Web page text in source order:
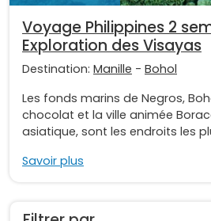
Voyage Philippines 2
Exploration des Visayas
Destination: Manille - Bohol
Les fonds marins de Negros,
chocolat et la ville animée
asiatique, sont les endroits les
Savoir plus